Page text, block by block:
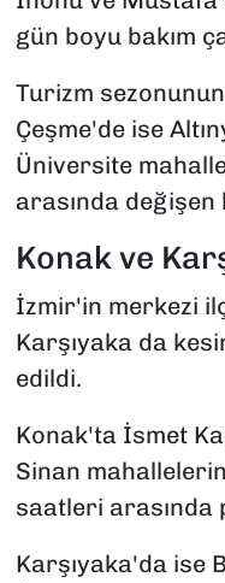
gün boyu bakım
Turizm
Çeşme'de ise
Üniversite
arasında değişen
Konak ve
İzmir'in merkezi
Karşıyaka da
edildi.
Konak'ta İsmet
Sinan
saatleri arasında
Karşıyaka'da ise